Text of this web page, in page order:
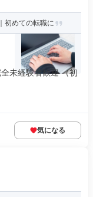
初めての転職に
未経験者歓迎 （初
気になる